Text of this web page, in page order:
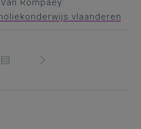
Rompaey: